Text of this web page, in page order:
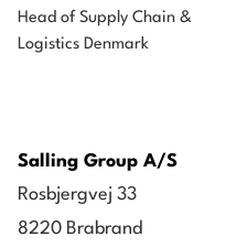
Head of Supply Chain &
Logistics Denmark
Salling Group A/S
Rosbjergvej 33
8220 Brabrand